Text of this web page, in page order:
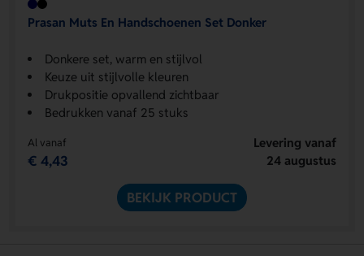
Prasan Muts En Handschoenen Set Donker
Donkere set, warm en stijlvol
Keuze uit stijlvolle kleuren
Drukpositie opvallend zichtbaar
Bedrukken vanaf 25 stuks
Al vanaf
€ 4,43
Levering vanaf
24 augustus
BEKIJK PRODUCT